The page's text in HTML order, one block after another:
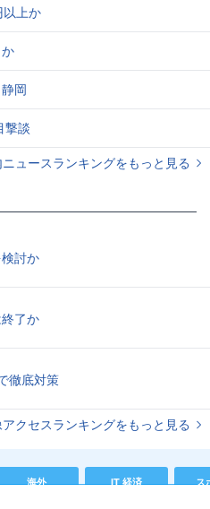
以上か
岡
撃談
ュースランキングをもっと見る
討か
了か
徹底対策
クセスランキングをもっと見る
海外 IT 経済 ス